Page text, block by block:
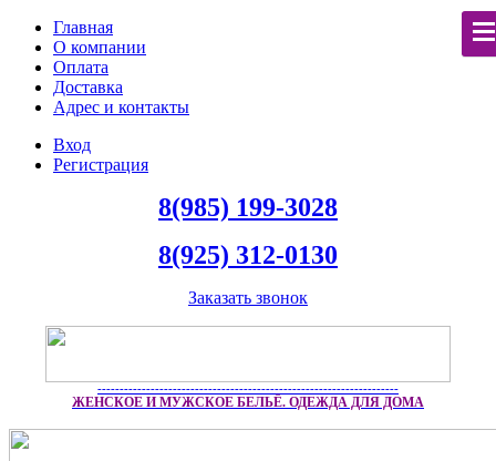
Главная
О компании
Оплата
Доставка
Адрес и контакты
Вход
Регистрация
8(985) 199-3028
8(925) 312-0130
Заказать звонок
--------------------------------------------------------------------
ЖЕНСКОЕ И МУЖСКОЕ БЕЛЬЁ. ОДЕЖДА ДЛЯ ДОМА